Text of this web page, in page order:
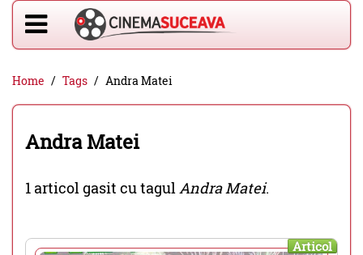
Home Tags Andra Matei
Andra Matei
1 articol gasit cu tagulAndra Matei.
Articol